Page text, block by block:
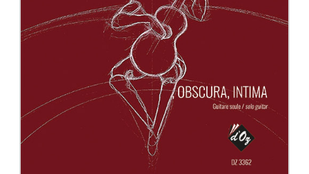
AUTRES PRODUITS